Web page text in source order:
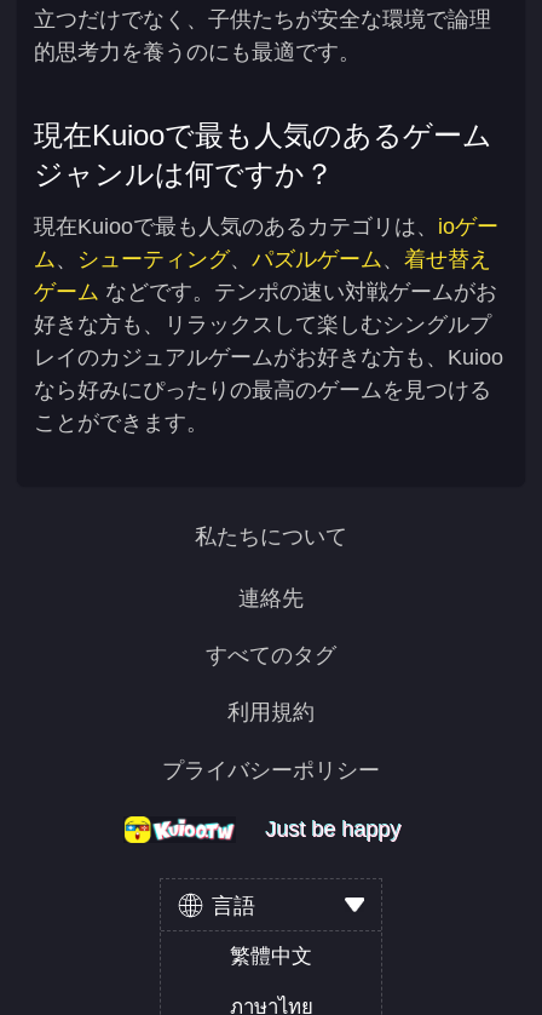
立つだけでなく、子供たちが安全な環境で論理
的思考力を養うのにも最適です。
現在Kuiooで最も人気のあるゲーム
ジャンルは何ですか？
現在Kuiooで最も人気のあるカテゴリは、 ioゲー
ム 、 シューティング、 パズルゲーム 、 着せ替え
ゲーム などです。テンポの速い対戦ゲームがお
好きな方も、リラックスして楽しむシングルプ
レイのカジュアルゲームがお好きな方も、Kuioo
なら好みにぴったりの最高のゲームを見つける
ことができます。
私たちについて
連絡先
すべてのタグ
利用規約
プライバシーポリシー
Just be happy
Just be happy
Just be happy
言語
繁體中文
ภาษาไทย